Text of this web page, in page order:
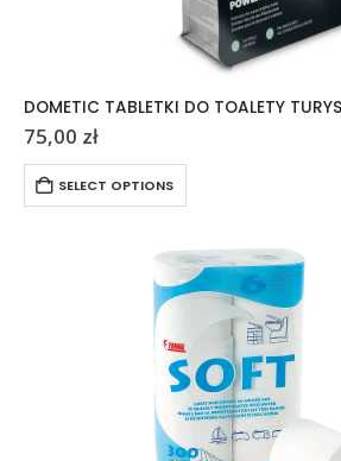
75,00 zł
SELECT OPTIONS